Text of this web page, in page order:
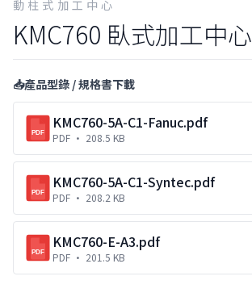
動柱式加工中心
KMC760 臥式加工中心
📥產品型錄 / 規格書下載
PDF
KMC760-5A-C1-Fanuc.pdf
PDF · 208.5 KB
PDF
KMC760-5A-C1-Syntec.pdf
PDF · 208.2 KB
PDF
KMC760-E-A3.pdf
PDF · 201.5 KB